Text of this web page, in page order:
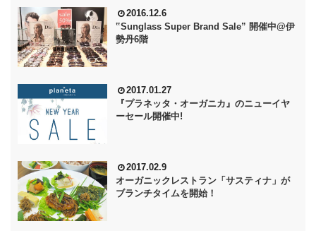
2016.12.6
‟Sunglass Super Brand Sale” 開催中@伊
勢丹6階
2017.01.27
『プラネッタ・オーガニカ』のニューイヤ
ーセール開催中!
2017.02.9
オーガニックレストラン「サスティナ」が
ブランチタイムを開始！